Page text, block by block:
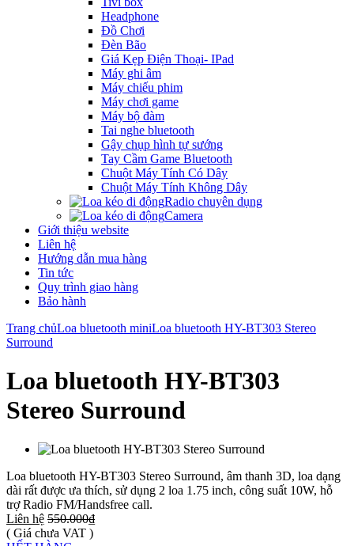
Headphone
Đồ Chơi
Đèn Bão
Giá Kẹp Điện Thoại- IPad
Máy ghi âm
Máy chiếu phim
Máy chơi game
Máy bộ đàm
Tai nghe bluetooth
Gậy chụp hình tự sướng
Tay Cầm Game Bluetooth
Chuột Máy Tính Có Dây
Chuột Máy Tính Không Dây
Radio chuyên dụng
Camera
Giới thiệu website
Liên hệ
Hướng dẫn mua hàng
Tin tức
Quy trình giao hàng
Bảo hành
Trang chủLoa bluetooth miniLoa bluetooth HY-BT303 Stereo
Surround
Loa bluetooth HY-BT303
Stereo Surround
Loa bluetooth HY-BT303 Stereo Surround, âm thanh 3D, loa dạng
dài rất được ưa thích, sử dụng 2 loa 1.75 inch, công suất 10W, hỗ
trợ Radio FM/Handsfree call.
Liên hệ 550.000₫
( Giá chưa VAT )